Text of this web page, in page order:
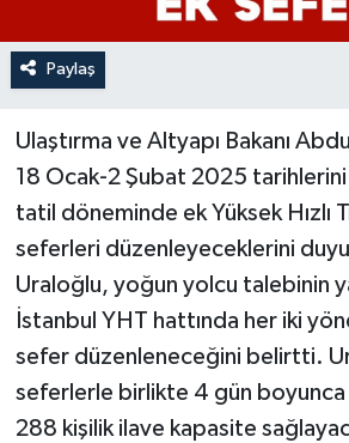
Paylaş
Ulaştırma ve Altyapı Bakanı
18 Ocak-2 Şubat 2025 tarihlerini
tatil döneminde ek Yüksek Hızlı
seferleri düzenleyeceklerini
Uraloğlu, yoğun yolcu talebinin
İstanbul YHT hattında her iki
sefer düzenleneceğini belirtti.
seferlerle birlikte 4 gün
288 kişilik ilave kapasite